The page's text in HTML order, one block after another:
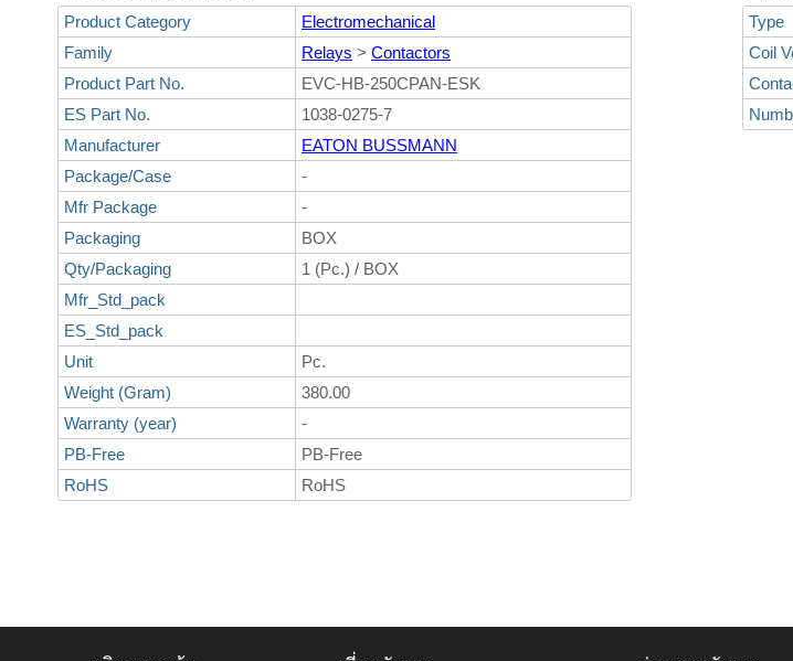
Product Category
Electromechanical
Family
Relays > Contactors
Product Part No.
EVC-HB-250CPAN-ESK
ES Part No.
1038-0275-7
Manufacturer
EATON BUSSMANN
Package/Case
-
Mfr Package
-
Packaging
BOX
Qty/Packaging
1 (Pc.) / BOX
Mfr_Std_pack
ES_Std_pack
Unit
Pc.
Weight (Gram)
380.00
Warranty (year)
-
PB-Free
PB-Free
RoHS
RoHS
Type
Coil